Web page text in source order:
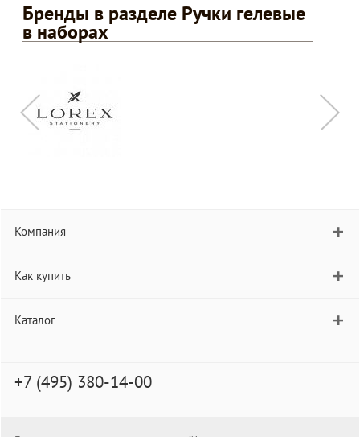
Бренды в разделе Ручки гелевые
в наборах
Компания
Как купить
Каталог
+7 (495) 380-14-00